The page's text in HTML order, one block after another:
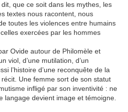
que ce soit dans les mythes, les
textes nous racontent, nous
toutes les violences entre humains
exercées par les hommes
Ovide autour de Philomèle et
viol, d’une mutilation, d’un
l’histoire d’une reconquête de la
Une femme sort de son statut
infligé par son inventivité : ne
langage devient image et témoigne.